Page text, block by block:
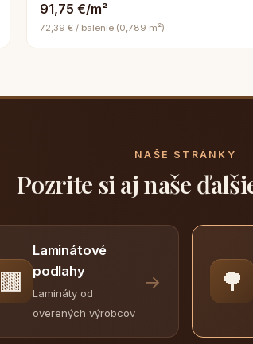
91,75 €/m²
72,39 € / balenie (0,789 m²)
NAŠE STRÁNKY
Pozrite si aj naše
🟫
Laminátové
podlahy
Lamináty od
overených výrobcov
→ 🌳